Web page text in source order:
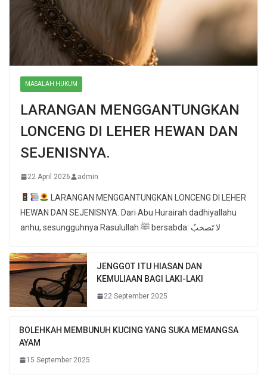
MASALAH HUKUM
LARANGAN MENGGANTUNGKAN
LONCENG DI LEHER HEWAN DAN
SEJENISNYA.
22 April 2026 admin
LARANGAN MENGGANTUNGKAN LONCENG DI LEHER
HEWAN DAN SEJENISNYA. Dari Abu Hurairah dadhiyallahu
anhu, sesungguhnya Rasulullah ﷺ bersabda: لا تَصحبُ
JENGGOT ITU HIASAN DAN
KEMULIAAN BAGI LAKI-LAKI
22 September 2025
BOLEHKAH MEMBUNUH KUCING YANG SUKA MEMANGSA
AYAM
15 September 2025